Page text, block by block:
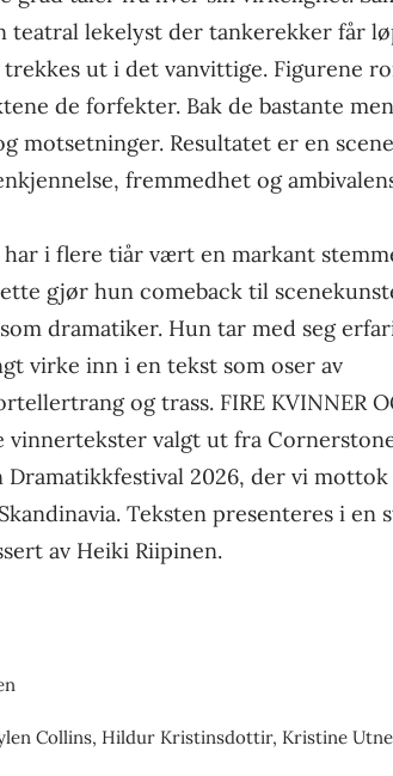
teatral lekelyst der tankerekker får
ut i det vanvittige. Figurene
de forfekter. Bak de bastante
motsetninger. Resultatet er en
fremmedhet og
i flere tiår vært en markant
gjør hun comeback til
dramatiker. Hun tar med seg
virke inn i en tekst som oser av
og trass. FIRE KVINNER
vinnertekster valgt ut fra
2026, der vi mottok
Teksten presenteres i en
av Heiki Riipinen.
Collins, Hildur Kristinsdottir, Kristine